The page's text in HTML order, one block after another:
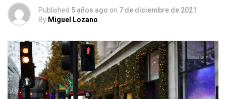
Published 5 años ago on 7 de diciembre de 2021
By Miguel Lozano